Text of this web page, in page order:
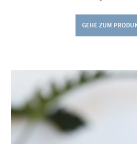
GEHE ZUM